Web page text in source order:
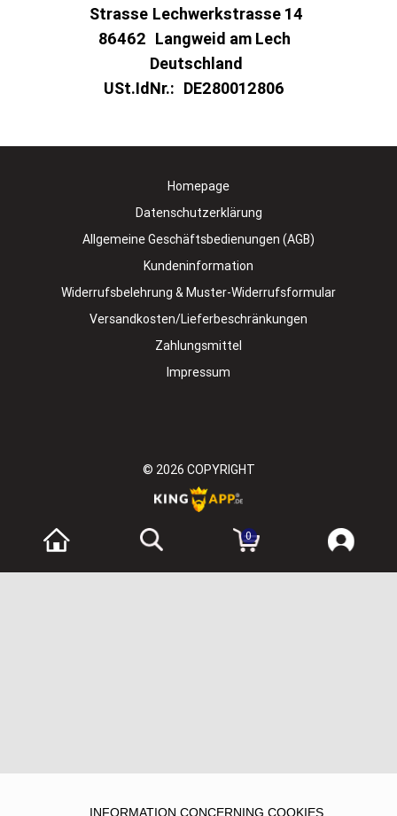
Strasse Lechwerkstrasse 14
86462 Langweid am Lech
Deutschland
USt.IdNr.: DE280012806
Homepage
Datenschutzerklärung
Allgemeine Geschäftsbedienungen (AGB)
Kundeninformation
Widerrufsbelehrung & Muster-Widerrufsformular
Versandkosten/Lieferbeschränkungen
Zahlungsmittel
Impressum
© 2026 COPYRIGHT
0
INFORMATION CONCERNING COOKIES